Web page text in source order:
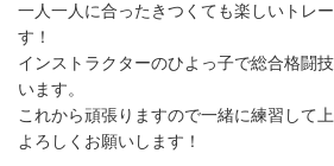
一人一人に合ったきつくても楽しいトレ
す！
インストラクターのひよっ子で総合格闘
います。
これから頑張りますので一緒に練習して
よろしくお願いします！